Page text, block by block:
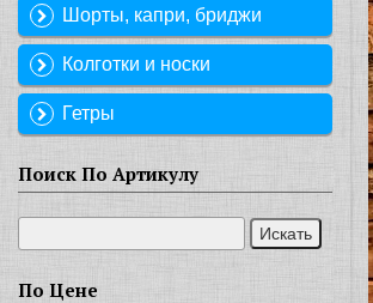
Шорты, капри, бриджи
Колготки и носки
Гетры
Поиск По Артикулу
По Цене